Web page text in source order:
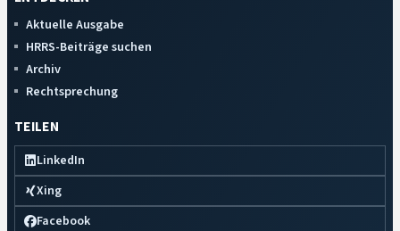
Aktuelle Ausgabe
HRRS-Beiträge suchen
Archiv
Rechtsprechung
TEILEN
LinkedIn
Xing
Facebook